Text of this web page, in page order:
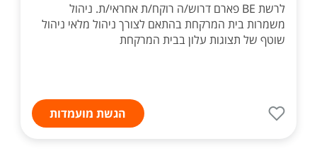
לרשת BE פארם דרוש/ה רוקח/ת אחראי/ת. ניהול
משמרות בית המרקחת בהתאם לצורך ניהול מלאי ניהול
שוטף של תצוגות עלון בבית המרקחת
הגשת מועמדות